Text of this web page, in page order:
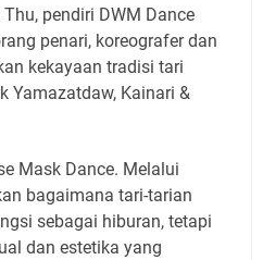
pendiri DWM Dance
penari, koreografer dan
kekayaan tradisi tari
Yamazatdaw, Kainari &
Mask Dance. Melalui
bagaimana tari-tarian
sebagai hiburan, tetapi
dan estetika yang